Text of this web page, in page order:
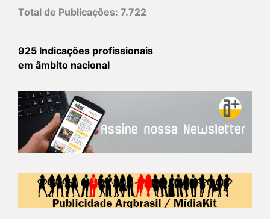
Total de Publicações: 7.722
925 Indicações profissionais
em âmbito nacional